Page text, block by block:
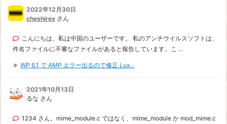
2022年12月30日
cheshirex さん
こんにちは、私は中国のユーザーです。 私のアンチウイルスソフトは、
件名ファイルに不審なファイルがあると報告しています。こ ...
WP 6.1 で AMP エラー出るので修正 Lux...
2021年10月13日
るな さん
1234 さん。mime_module.c ではなく、mime_module か mod_mime.c